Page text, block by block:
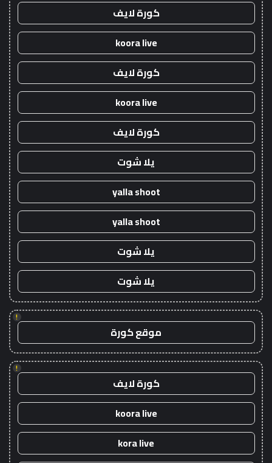
كورة لايف
koora live
كورة لايف
koora live
كورة لايف
يلا شوت
yalla shoot
yalla shoot
يلا شوت
يلا شوت
!
موقع كورة
!
كورة لايف
koora live
kora live